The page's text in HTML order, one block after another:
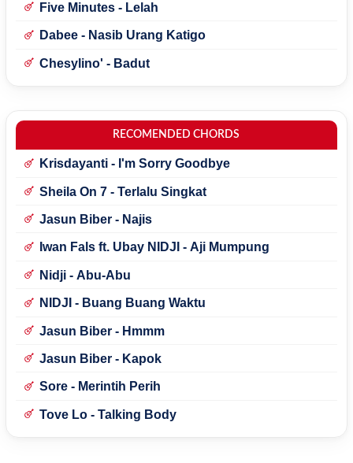
Five Minutes - Lelah
Dabee - Nasib Urang Katigo
Chesylino' - Badut
RECOMENDED CHORDS
Krisdayanti - I'm Sorry Goodbye
Sheila On 7 - Terlalu Singkat
Jasun Biber - Najis
Iwan Fals ft. Ubay NIDJI - Aji Mumpung
Nidji - Abu-Abu
NIDJI - Buang Buang Waktu
Jasun Biber - Hmmm
Jasun Biber - Kapok
Sore - Merintih Perih
Tove Lo - Talking Body